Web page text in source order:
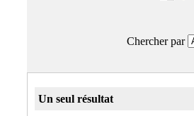
Chercher par
Un seul résultat